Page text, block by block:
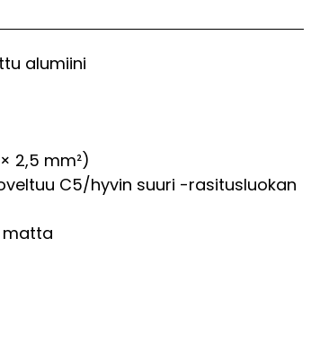
alumiini
2,5 mm²)
C5/hyvin suuri -rasitusluokan
matta